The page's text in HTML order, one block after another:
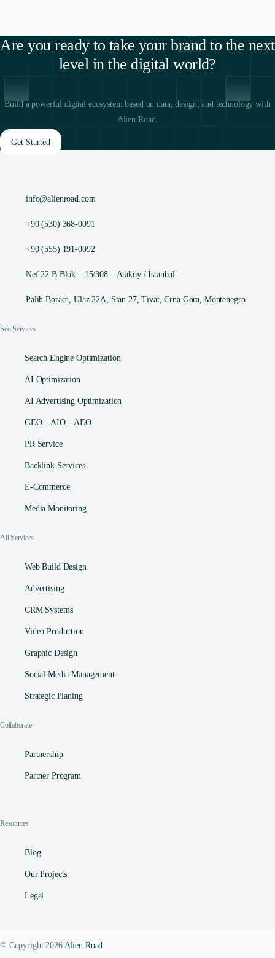
Are you ready to take your brand to the next
level in the digital world?
Build a powerful digital ecosystem based on data, design, and technology with
Alien Road.
Get Started
info@alienroad.com
+90 (530) 368-0091
+90 (555) 191-0092
Nef 22 B Blok – 15/308 – Ataköy / İstanbul
Palih Boraca, Ulaz 22A, Stan 27, Tivat, Crna Gora, Montenegro
Seo Services
Search Engine Optimization
AI Optimization
AI Advertising Optimization
GEO – AIO – AEO
PR Service
Backlink Services
E-Commerce
Media Monitoring
All Services
Web Build Design
Advertising
CRM Systems
Video Production
Graphic Design
Social Media Management​
Strategic Planing
Collaborate
Partnership
Partner Program
Resources
Blog
Our Projects
Legal
© Copyright 2026 Alien Road